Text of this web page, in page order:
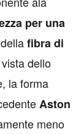
per una
fibra di
dello
la forma
Aston
meno